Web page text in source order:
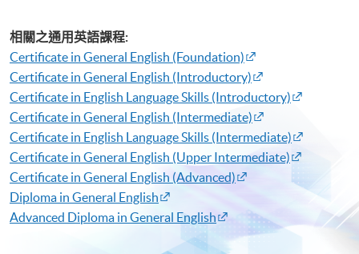
相關之通用英語課程:
Certificate in General English (Foundation)
Certificate in General English (Introductory)
Certificate in English Language Skills (Introductory)​
Certificate in General English (Intermediate)​
Certificate in English Language Skills (Intermediate)​
Certificate in General English (Upper Intermediate)​
Certificate in General English (Advanced)​
Diploma in General English​
Advanced Diploma in General English​